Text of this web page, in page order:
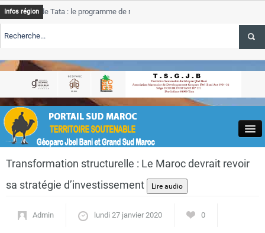
Close
Infos région
de Tata : le programme de rehabilitation post-inondations
TSGJB Tourisme : l’ONMT renforce l’aerien a Dakhla et
Tata
TSGJB Tourisme au Maroc : Transavia renforce les vols Paris-
Transformation structurelle : Le Maroc devrait revoir
sa stratégie d’investissement
Admin lundi 27 janvier 2020 0